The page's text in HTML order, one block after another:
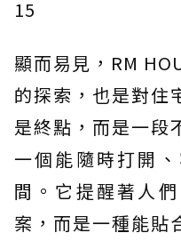
15
顯而易見，RM
的探索，也是對住
是終點，而是一段
一個能隨時打開
間。它提醒著人
案，而是一種能貼